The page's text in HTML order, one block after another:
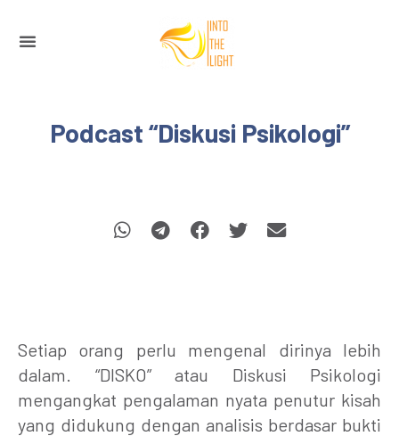
Podcast “Diskusi Psikologi”
Setiap orang perlu mengenal dirinya lebih
dalam. “DISKO” atau Diskusi Psikologi
mengangkat pengalaman nyata penutur kisah
yang didukung dengan analisis berdasar bukti